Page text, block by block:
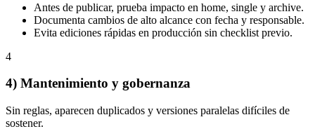
Antes de publicar, prueba impacto en home, single y archive.
Documenta cambios de alto alcance con fecha y responsable.
Evita ediciones rápidas en producción sin checklist previo.
4
4) Mantenimiento y gobernanza
Sin reglas, aparecen duplicados y versiones paralelas difíciles de
sostener.